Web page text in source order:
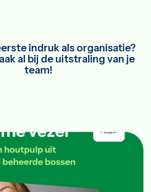
indruk als organisatie?
al bij de uitstraling van je
team!